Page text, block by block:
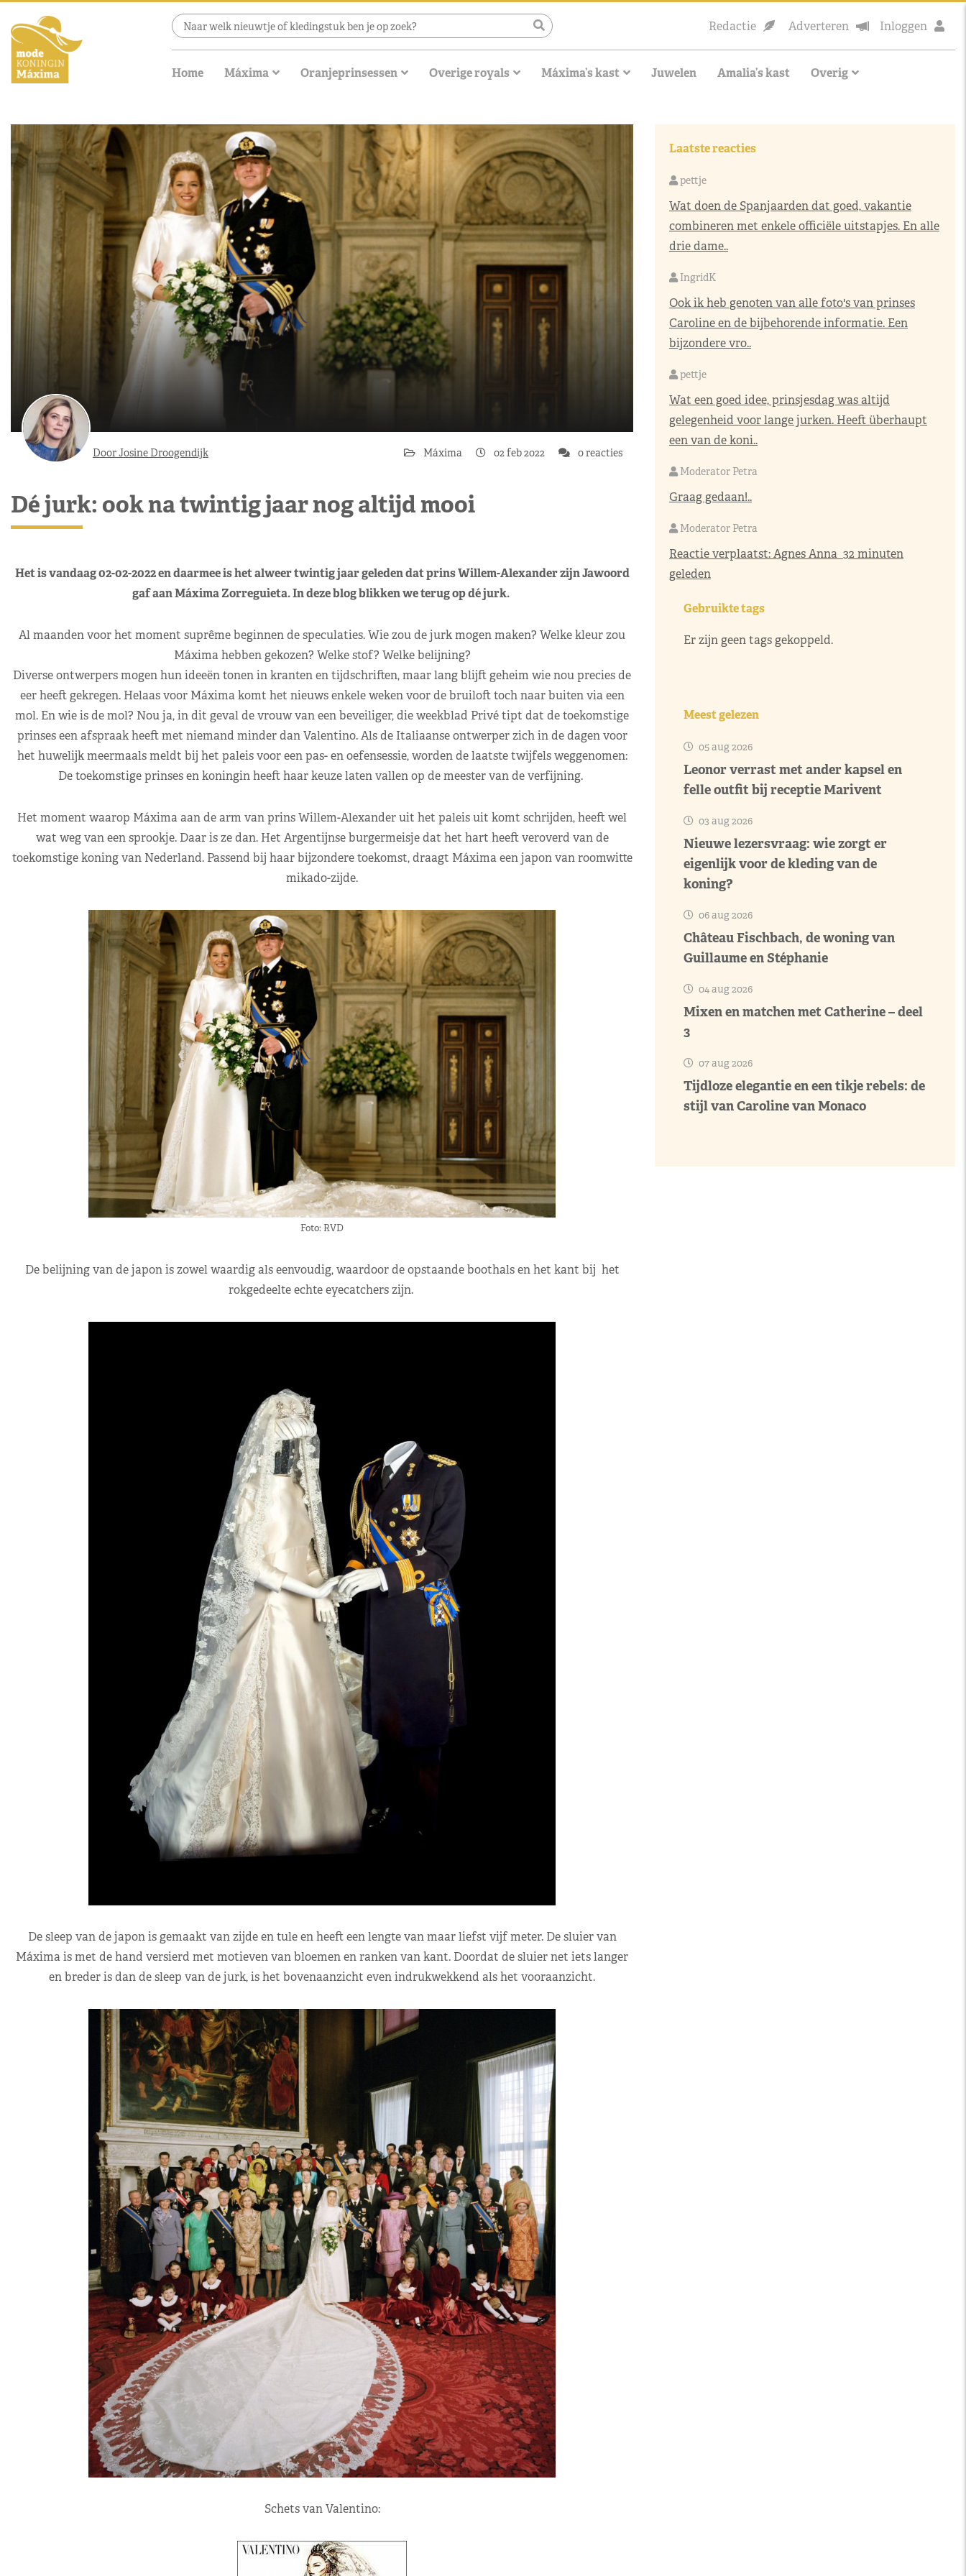
Redactie Adverteren Inloggen
Home Máxima Oranjeprinsessen Overige royals Máxima’s kast Juwelen Amalia’s kast Overig
Door Josine Droogendijk Máxima 02 feb 2022 0 reacties
Dé jurk: ook na twintig jaar nog altijd mooi
Het is vandaag 02-02-2022 en daarmee is het alweer twintig jaar geleden dat prins Willem-Alexander zijn Jawoord
gaf aan Máxima Zorreguieta. In deze blog blikken we terug op dé jurk.
Al maanden voor het moment suprême beginnen de speculaties. Wie zou de jurk mogen maken? Welke kleur zou
Máxima hebben gekozen? Welke stof? Welke belijning?
Diverse ontwerpers mogen hun ideeën tonen in kranten en tijdschriften, maar lang blijft geheim wie nou precies de
eer heeft gekregen. Helaas voor Máxima komt het nieuws enkele weken voor de bruiloft toch naar buiten via een
mol. En wie is de mol? Nou ja, in dit geval de vrouw van een beveiliger, die weekblad Privé tipt dat de toekomstige
prinses een afspraak heeft met niemand minder dan Valentino. Als de Italiaanse ontwerper zich in de dagen voor
het huwelijk meermaals meldt bij het paleis voor een pas- en oefensessie, worden de laatste twijfels weggenomen:
De toekomstige prinses en koningin heeft haar keuze laten vallen op de meester van de verfijning.
Het moment waarop Máxima aan de arm van prins Willem-Alexander uit het paleis uit komt schrijden, heeft wel
wat weg van een sprookje. Daar is ze dan. Het Argentijnse burgermeisje dat het hart heeft veroverd van de
toekomstige koning van Nederland. Passend bij haar bijzondere toekomst, draagt Máxima een japon van roomwitte
mikado-zijde.
Foto: RVD
De belijning van de japon is zowel waardig als eenvoudig, waardoor de opstaande boothals en het kant bij het
rokgedeelte echte eyecatchers zijn.
De sleep van de japon is gemaakt van zijde en tule en heeft een lengte van maar liefst vijf meter. De sluier van
Máxima is met de hand versierd met motieven van bloemen en ranken van kant. Doordat de sluier net iets langer
en breder is dan de sleep van de jurk, is het bovenaanzicht even indrukwekkend als het vooraanzicht.
Schets van Valentino:
Laatste reacties
pettje
Wat doen de Spanjaarden dat goed, vakantie
combineren met enkele officiële uitstapjes. En alle
drie dame..
IngridK
Ook ik heb genoten van alle foto's van prinses
Caroline en de bijbehorende informatie. Een
bijzondere vro..
pettje
Wat een goed idee, prinsjesdag was altijd
gelegenheid voor lange jurken. Heeft überhaupt
een van de koni..
Moderator Petra
Graag gedaan!..
Moderator Petra
Reactie verplaatst:Agnes Anna 32 minuten
geleden
Gebruikte tags
Er zijn geen tags gekoppeld.
Meest gelezen
05 aug 2026
Leonor verrast met ander kapsel en
felle outfit bij receptie Marivent
03 aug 2026
Nieuwe lezersvraag: wie zorgt er
eigenlijk voor de kleding van de
koning?
06 aug 2026
Château Fischbach, de woning van
Guillaume en Stéphanie
04 aug 2026
Mixen en matchen met Catherine – deel
3
07 aug 2026
Tijdloze elegantie en een tikje rebels: de
stijl van Caroline van Monaco